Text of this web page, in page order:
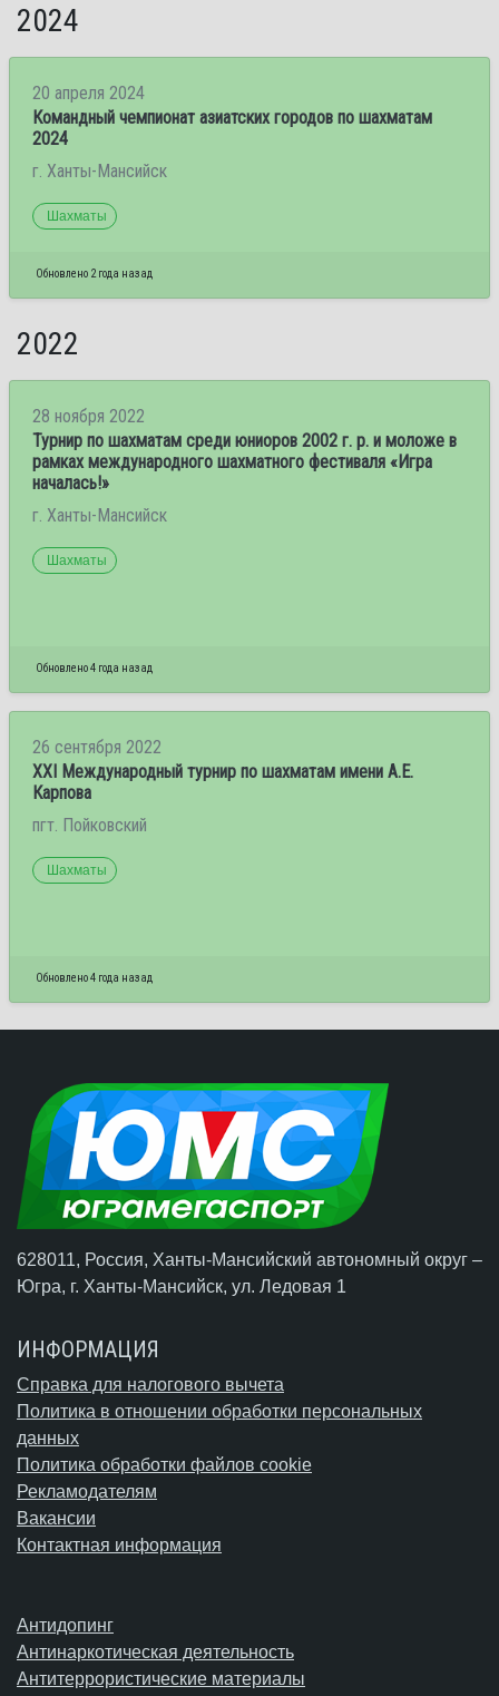
2024
20 апреля 2024
Командный чемпионат азиатских городов по шахматам
2024
г. Ханты-Мансийск
Шахматы
Обновлено 2 года назад
2022
28 ноября 2022
Турнир по шахматам среди юниоров 2002 г. р. и моложе в
рамках международного шахматного фестиваля «Игра
началась!»
г. Ханты-Мансийск
Шахматы
Обновлено 4 года назад
26 сентября 2022
XXI Международный турнир по шахматам имени А.Е.
Карпова
пгт. Пойковский
Шахматы
Обновлено 4 года назад
628011, Россия, Ханты-Мансийский автономный округ –
Югра, г. Ханты-Мансийск, ул. Ледовая 1
ИНФОРМАЦИЯ
Справка для налогового вычета
Политика в отношении обработки персональных
данных
Политика обработки файлов cookie
Рекламодателям
Вакансии
Контактная информация
Антидопинг
Антинаркотическая деятельность
Антитеррористические материалы